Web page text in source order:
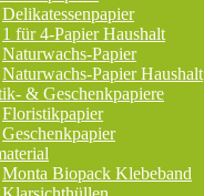
Delikatessenpapier
1 für 4-Papier Haushalt
Naturwachs-Papier
Naturwachs-Papier Haushalt
& Geschenkpapiere
Floristikpapier
Geschenkpapier
Monta Biopack Klebeband